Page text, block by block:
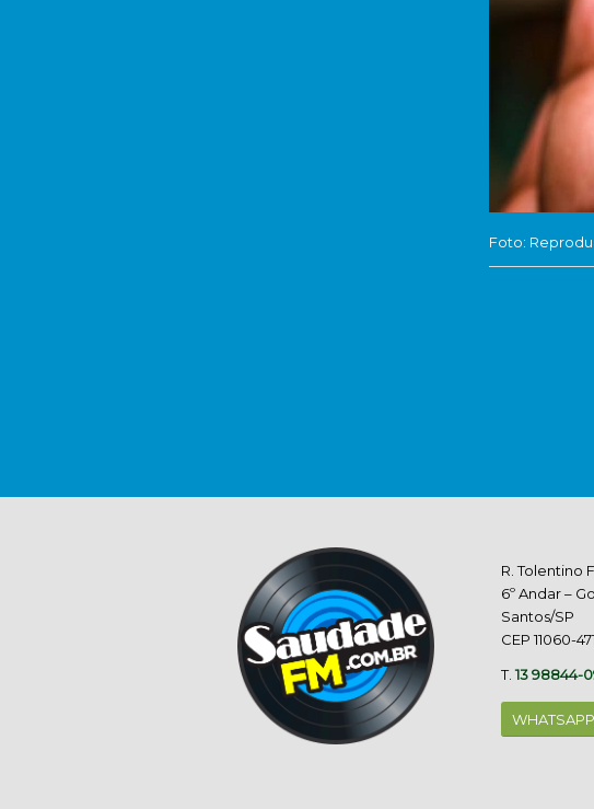
Foto:
R. Tolentino
6º Andar –
Santos/SP
CEP 11060-471
T.13 98844-
WHATSAPP